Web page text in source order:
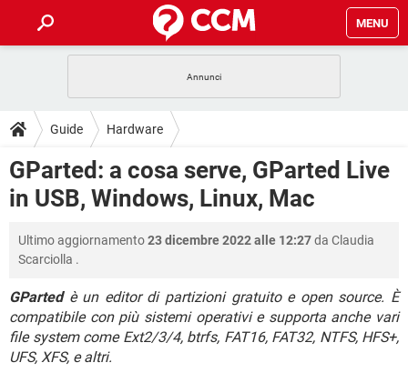
MENU
INTRATTENIMENTO
iOS WINDOWS 10
INSTAGRAM WHATSAPP
HARDWARE
GUIDE
COVID-19
INTRATTENIMENTO ANDROID
WINDOWS 10
INSTAGRAM WHATSAPP
HARDWARE
DOWNLOAD
COVID-19 GAMING
iOS
INSTAGRAM WHATSAPP
TIKTOK FACEBOOK
HARDWARE
FORUM
COVID-19 GAMING
iOS WINDOWS 10
INSTAGRAM WHATSAPP
TIKTOK
GLOSSARIO
COVID-19 GAMING
INTRATTENIMENTO ANDROID
iOS
Guide Hardware
GParted: a cosa serve, GParted Live
in USB, Windows, Linux, Mac
Ultimo aggiornamento23 dicembre 2022 alle 12:27da Claudia
Scarciolla .
GPartedè un editor di partizioni gratuito e open source. È
compatibile con più sistemi operativi e supporta anche vari
file system come Ext2/3/4, btrfs, FAT16, FAT32, NTFS, HFS+,
UFS, XFS, e altri.